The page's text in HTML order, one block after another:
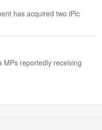
has acquired two iPic
MPs reportedly receiving